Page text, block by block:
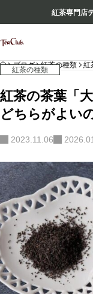
紅茶専門店
HOME
ブログ 紅茶の種類 紅
紅茶の種類
紅茶の茶葉「
どちらがよい
2023.11.06